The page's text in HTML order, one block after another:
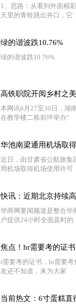
1、思路：从看到外面精
天里的青蛙跳出井口，它
绿的谐波跌10.76%
绿的谐波跌10 76%
本网讯6月27至30日，湖
在教学楼二栋前坪举办“
近日，由甘肃省公航旅集
用机场取得机场使用许可
华商网要闻频道是整合华
户提供24小时全面及时的
r需要考的证书，hr需要
友还不知道，来为大家